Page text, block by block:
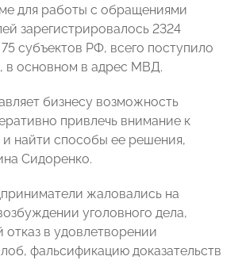
для работы с обращениями
зарегистрировалось 2324
75 субъектов РФ, всего поступило
в основном в адрес МВД.
бизнесу возможность
привлечь внимание к
найти способы ее решения,
Сидоренко.
жаловались на
уголовного дела,
в удовлетворении
фальсификацию доказательств